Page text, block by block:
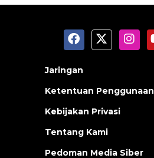
Jaringan
Ketentuan Penggunaan
Kebijakan Privasi
Tentang Kami
Pedoman Media Siber